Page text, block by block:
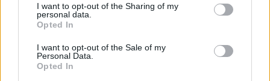
I want to opt-out of the Sharing of my
personal data.
Opted In
I want to opt-out of the Sale of my
Personal Data.
Opted In
2026. június 21., vasárnap
megfelelő ellátásban részesültek-e
a kiskorúak